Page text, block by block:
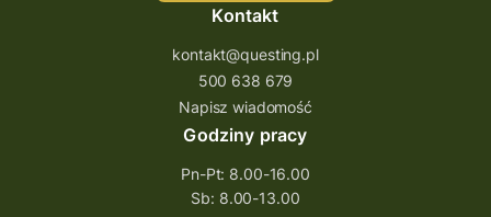
Kontakt
kontakt@questing.pl
500 638 679
Napisz wiadomość
Godziny pracy
Pn-Pt: 8.00-16.00
Sb: 8.00-13.00